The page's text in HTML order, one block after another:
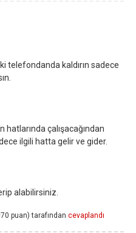
telefondanda kaldırın sadece
çalışacağından
ilgili hatta gelir ve gider.
alabilirsiniz.
puan) tarafından cevaplandı